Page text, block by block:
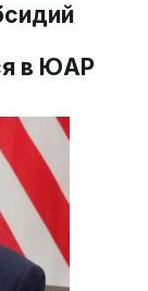
в ЮАР